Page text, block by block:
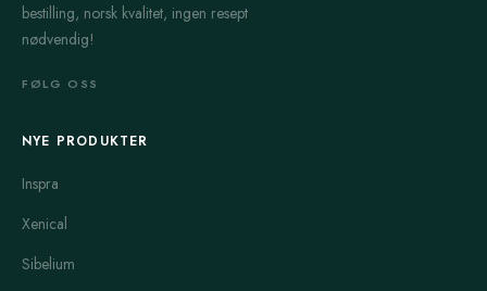
bestilling, norsk kvalitet, ingen resept
nødvendig!
FØLG OSS
NYE PRODUKTER
Inspra
Xenical
Sibelium